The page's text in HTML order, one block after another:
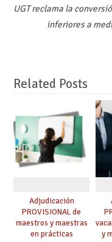
UGT reclama la
inferiores a
Related Posts
Adjudicación
PROVISIONAL de
maestros y maestras
en prácticas
y